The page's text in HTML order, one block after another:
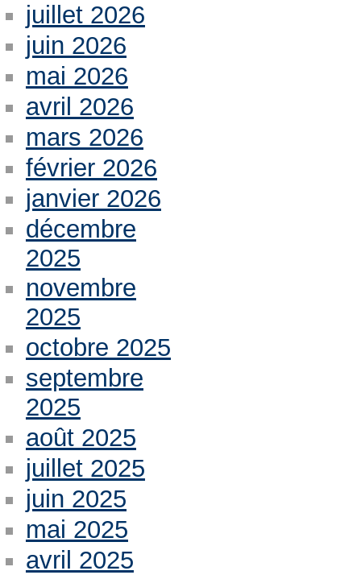
juillet 2026
juin 2026
mai 2026
avril 2026
mars 2026
février 2026
janvier 2026
décembre
2025
novembre
2025
octobre 2025
septembre
2025
août 2025
juillet 2025
juin 2025
mai 2025
avril 2025